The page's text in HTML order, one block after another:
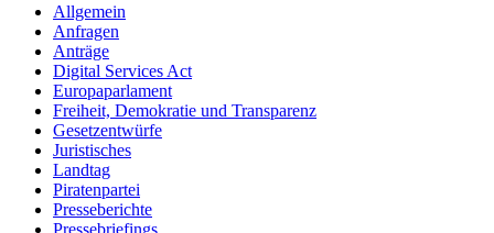
Allgemein
Anfragen
Anträge
Digital Services Act
Europaparlament
Freiheit, Demokratie und Transparenz
Gesetzentwürfe
Juristisches
Landtag
Piratenpartei
Presseberichte
Pressebriefings